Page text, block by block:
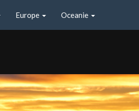
Europe Oceanie